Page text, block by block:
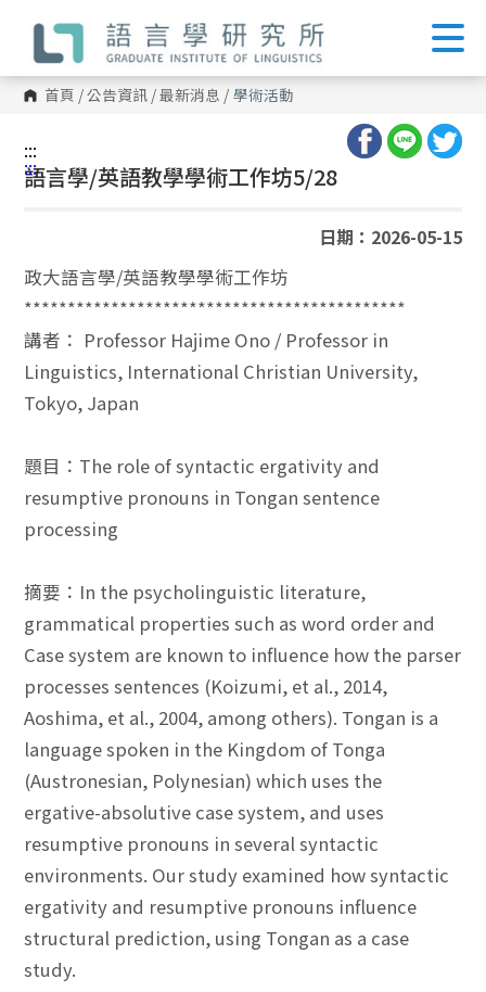
內
容 首頁 /公告資訊 /最新消息 / 學術活動
:::
:::
語言學/英語教學學術工作坊5/28
日期：2026-05-15
政大語言學/英語教學學術工作坊
********************************************
講者： Professor Hajime Ono / Professor in
Linguistics, International Christian University,
Tokyo, Japan
題目：The role of syntactic ergativity and
resumptive pronouns in Tongan sentence
processing
摘要：In the psycholinguistic literature,
grammatical properties such as word order and
Case system are known to influence how the parser
processes sentences (Koizumi, et al., 2014,
Aoshima, et al., 2004, among others). Tongan is a
language spoken in the Kingdom of Tonga
(Austronesian, Polynesian) which uses the
ergative-absolutive case system, and uses
resumptive pronouns in several syntactic
environments. Our study examined how syntactic
ergativity and resumptive pronouns influence
structural prediction, using Tongan as a case
study.